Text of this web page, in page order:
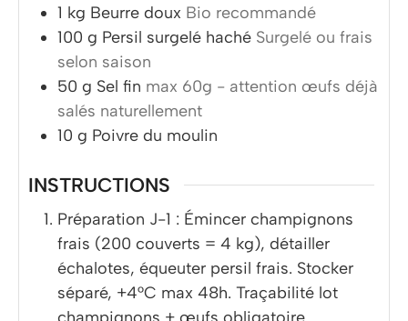
1 kg Beurre doux Bio recommandé
100 g Persil surgelé haché Surgelé ou frais
selon saison
50 g Sel fin max 60g - attention œufs déjà
salés naturellement
10 g Poivre du moulin
INSTRUCTIONS
Préparation J-1 : Émincer champignons
frais (200 couverts = 4 kg), détailler
échalotes, équeuter persil frais. Stocker
séparé, +4°C max 48h. Traçabilité lot